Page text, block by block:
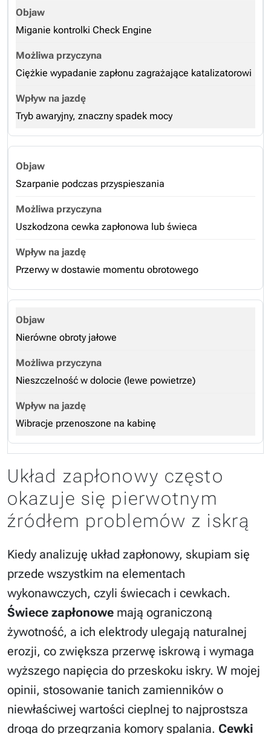
Miganie kontrolki Check Engine
Ciężkie wypadanie zapłonu zagrażające katalizatorowi
Tryb awaryjny, znaczny spadek mocy
Szarpanie podczas przyspieszania
Uszkodzona cewka zapłonowa lub świeca
Przerwy w dostawie momentu obrotowego
Nierówne obroty jałowe
Nieszczelność w dolocie (lewe powietrze)
Wibracje przenoszone na kabinę
Układ zapłonowy często
okazuje się pierwotnym
źródłem problemów z iskrą
Kiedy analizuję układ zapłonowy, skupiam się
przede wszystkim na elementach
wykonawczych, czyli świecach i cewkach.
Świece zapłonowe mają ograniczoną
żywotność, a ich elektrody ulegają naturalnej
erozji, co zwiększa przerwę iskrową i wymaga
wyższego napięcia do przeskoku iskry. W mojej
opinii, stosowanie tanich zamienników o
niewłaściwej wartości cieplnej to najprostsza
droga do przegrzania komory spalania. Cewki